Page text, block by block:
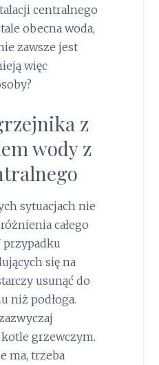
centralnego
obecna woda,
zawsze jest
więc
z
wody z
sytuacjach nie
całego
przypadku
się na
usunąć do
niż podłoga.
grzewczym.
ma, trzeba